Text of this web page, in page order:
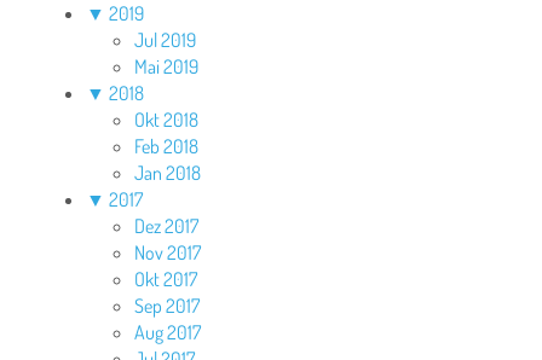
▼ 2019
Jul 2019
Mai 2019
▼ 2018
Okt 2018
Feb 2018
Jan 2018
▼ 2017
Dez 2017
Nov 2017
Okt 2017
Sep 2017
Aug 2017